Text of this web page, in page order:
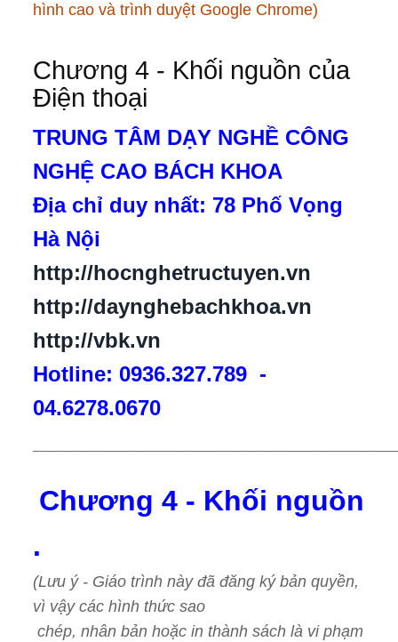
hình cao và trình duyệt Google Chrome)
Chương 4 - Khối nguồn của
Điện thoại
TRUNG TÂM DẠY NGHỀ CÔNG
NGHỆ CAO BÁCH KHOA
Địa chỉ duy nhất: 78 Phố Vọng
Hà Nội
http://hocnghetructuyen.vn
http://daynghebachkhoa.vn
http://vbk.vn
Hotline: 0936.327.789 -
04.6278.0670
Chương 4 - Khối nguồn
.
(Lưu ý - Giáo trình này đã đăng ký bản quyền,
vì vậy các hình thức sao
chép, nhân bản hoặc in thành sách là vi phạm